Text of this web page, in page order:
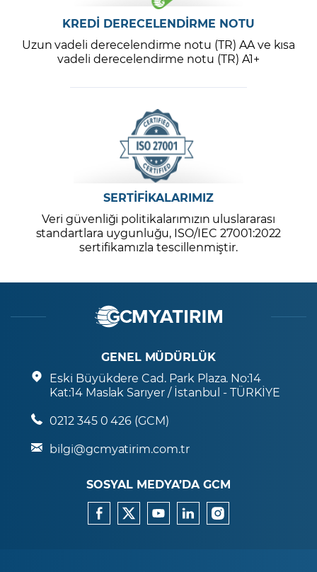
KREDİ DERECELENDİRME NOTU
Uzun vadeli derecelendirme notu (TR) AA ve kısa
vadeli derecelendirme notu (TR) A1+
SERTİFİKALARIMIZ
Veri güvenliği politikalarımızın uluslararası
standartlara uygunluğu, ISO/IEC 27001:2022
sertifikamızla tescillenmiştir.
GENEL MÜDÜRLÜK
Eski Büyükdere Cad. Park Plaza. No:14
Kat:14 Maslak Sarıyer / İstanbul - TÜRKİYE
0212 345 0 426 (GCM)
bilgi@gcmyatirim.com.tr
SOSYAL MEDYA’DA GCM